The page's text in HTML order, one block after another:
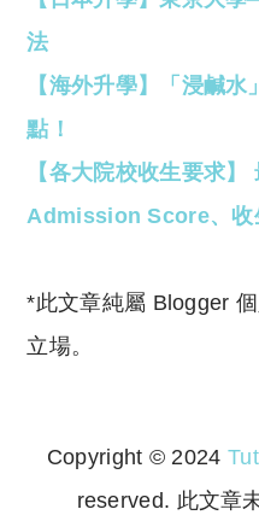
法
【海外升學】「浸鹹
點！
【各大院校收生要求
Admission Score、收
*此文章純屬 Blogger
立場。
Copyright © 2024
reserved. 此文章